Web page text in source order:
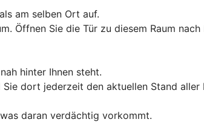
am selben Ort auf.
Öffnen Sie die Tür zu diesem Raum
hinter Ihnen steht.
dort jederzeit den aktuellen Stand
daran verdächtig vorkommt.